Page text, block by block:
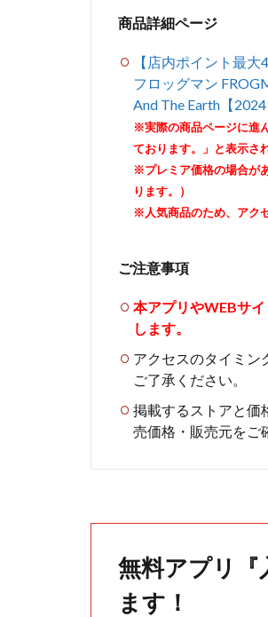
商品詳細ページ
【店内ポイント最
フロッグマン
And The Earth【2024
※実際の商品ページに進
ております。」と表示さ
※プレミア価格の場合が
ります。）
※人気商品のため、アク
ご注意事項
本アプリやWEBサ
します。
アクセスのタイミン
ご了承ください。
掲載するストアと価
売価格・販売元をご
無料アプリ『
ます！